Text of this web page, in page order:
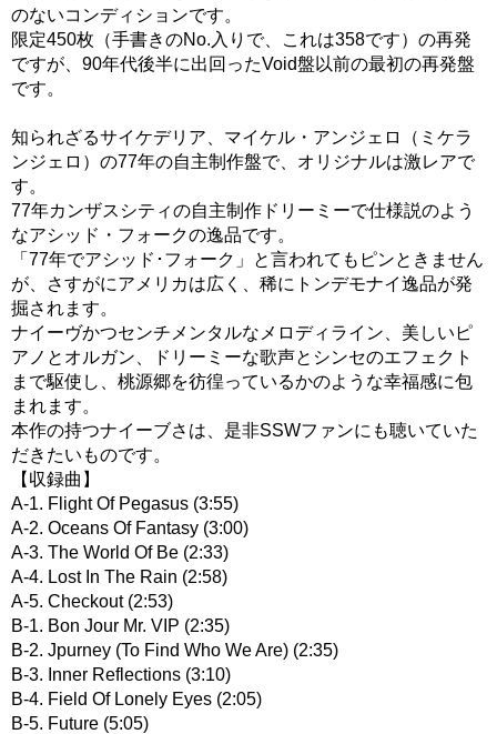
のないコンディションです。
限定450枚（手書きのNo.入りで、これは358です）の再発
ですが、90年代後半に出回ったVoid盤以前の最初の再発盤
です。
知られざるサイケデリア、マイケル・アンジェロ（ミケラ
ンジェロ）の77年の自主制作盤で、オリジナルは激レアで
す。
77年カンザスシティの自主制作ドリーミーで仕様説のよう
なアシッド・フォークの逸品です。
「77年でアシッド･フォーク」と言われてもピンときません
が、さすがにアメリカは広く、稀にトンデモナイ逸品が発
掘されます。
ナイーヴかつセンチメンタルなメロディライン、美しいピ
アノとオルガン、ドリーミーな歌声とシンセのエフェクト
まで駆使し、桃源郷を彷徨っているかのような幸福感に包
まれます。
本作の持つナイーブさは、是非SSWファンにも聴いていた
だきたいものです。
【収録曲】
A-1. Flight Of Pegasus (3:55)
A-2. Oceans Of Fantasy (3:00)
A-3. The World Of Be (2:33)
A-4. Lost In The Rain (2:58)
A-5. Checkout (2:53)
B-1. Bon Jour Mr. VIP (2:35)
B-2. Jpurney (To Find Who We Are) (2:35)
B-3. Inner Reflections (3:10)
B-4. Field Of Lonely Eyes (2:05)
B-5. Future (5:05)